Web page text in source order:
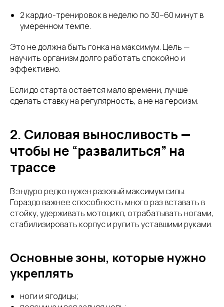
2 кардио-тренировок в неделю по 30–60 минут в
умеренном темпе.
Это не должна быть гонка на максимум. Цель —
научить организм долго работать спокойно и
эффективно.
Если до старта остается мало времени, лучше
сделать ставку на регулярность, а не на героизм.
2. Силовая выносливость —
чтобы не “развалиться” на
трассе
В эндуро редко нужен разовый максимум силы.
Гораздо важнее способность много раз вставать в
стойку, удерживать мотоцикл, отрабатывать ногами,
стабилизировать корпус и рулить уставшими руками.
Основные зоны, которые нужно
укреплять
ноги и ягодицы;